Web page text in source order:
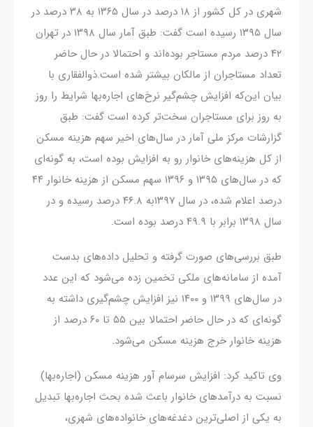
شهری در کل کشور از ۱۸ درصد در سال ۱۳۶۵ به ۳۸ درصد در
سال ۱۳۹۵ رسیده است گفت: طبق آمار سال ۱۳۹۸ در تهران
۴۲ درصد مردم مستاجر بوده‌اند و احتمالا در حال حاضر
تعداد مستاجران از مالکان بیشتر شده است.ذوالفقاری با
بیان این‌که افزایش چشم‌گیر نرخ‌های اجاره‌بها شرایط را روز
به روز برای مستاجران سخت‌تر کرده است گفت: طبق
گزارشات مرکز ملی آمار در سال‌های اخیر سهم هزینه مسکن
از کل هزینه‌های خانوار رو به افزایش بوده است، به گونه‌ای
که در سال‌های ۱۳۹۵ و ۱۳۹۶ سهم مسکن از هزینه خانوار ۴۴
درصد اعلام شده، در سال ۱۳۹۷به ۴۶.۸ درصد رسیده و در
سال ۱۳۹۸ برابر با ۴۹.۹ درصد بوده است.
طبق بررسی‌های صورت گرفته و تحلیل داده‌های بدست
آمده از سامانه‌های ملکی تخمین زده می‌شود که این عدد
در سال‌های ۱۳۹۹ و ۱۴۰۰ نیز افزایش چشم‌گیری داشته به
گونه‌ای که در حال حاضر احتمالا بین ۵۵ تا ۶۰ درصد از
هزینه خانوار خرج هزینه مسکن می‌شود.
وی تاکید کرد: افزایش سرسام آور هزینه مسکن (اجاره‌بها)
نسبت به درآمدهای خانوار باعث شده بحث اجاره‌بها تبدیل
به یکی از اصلی‌ترین دغدغه‌های خانواده‌های شهری،